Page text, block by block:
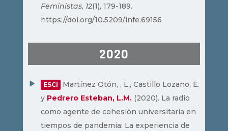
Feministas, 12(1), 179-189.
https://doi.org/10.5209/infe.69156
2020
ESCI
Martínez Otón, , L., Castillo Lozano, E.
y Pedrero Esteban, L.M.(2020). La radio
como agente de cohesión universitaria en
tiempos de pandemia: La experiencia de